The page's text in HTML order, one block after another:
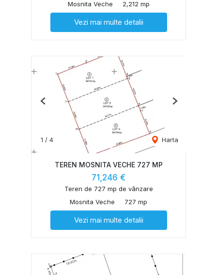
Mosnita Veche
2,212 mp
Vezi mai multe detalii
1 / 4 Harta
Previous Next
TEREN MOSNITA VECHE 727 MP
71,246 €
Teren de 727 mp de vânzare
Mosnita Veche
727 mp
Vezi mai multe detalii